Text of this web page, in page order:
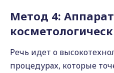
Метод 4:
Речь идет о
процедурах, которые